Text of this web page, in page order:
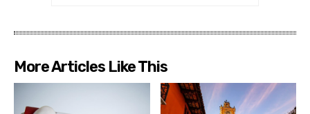
More Articles Like This